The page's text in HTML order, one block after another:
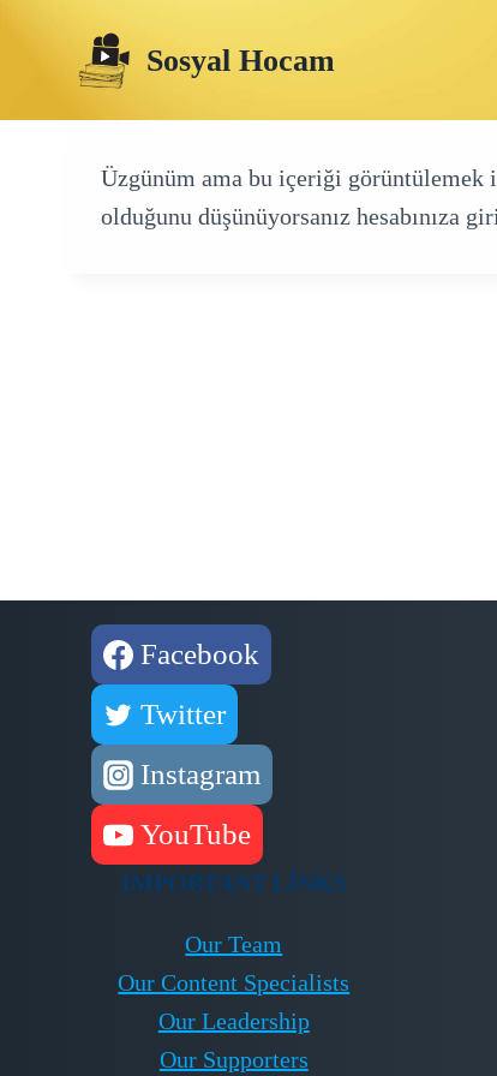
Sosyal Hocam
Üzgünüm ama bu içeriği görüntülemek
olduğunu düşünüyorsanız hesabınıza
Facebook
Twitter
Instagram
YouTube
IMPORTANT LINKS
Our Team
Our Content Specialists
Our Leadership
Our Supporters